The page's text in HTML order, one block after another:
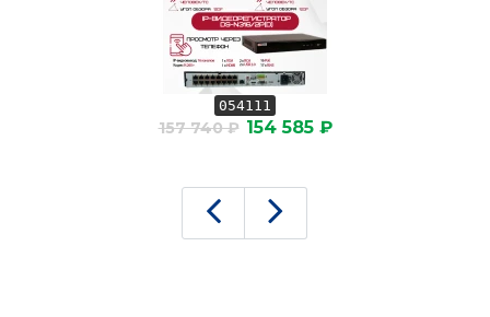
054111
157 740 ₽ 154 585 ₽